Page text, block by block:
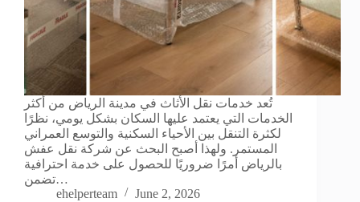
تُعد خدمات نقل الأثاث في مدينة الرياض من أكثر
الخدمات التي يعتمد عليها السكان بشكل يومي، نظرًا
لكثرة التنقل بين الأحياء السكنية والتوسع العمراني
المستمر. ولهذا أصبح البحث عن شركة نقل عفش
بالرياض أمرًا ضروريًا للحصول على خدمة احترافية
تضمن…
ehelperteam
June 2, 2026